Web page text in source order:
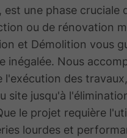
est une phase cruciale
ou de rénovation
et Démolition vous
inégalée. Nous
l'exécution des
site jusqu'à
le projet requière
lourdes et